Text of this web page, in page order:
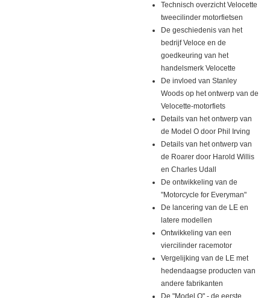
Technisch overzicht Velocette
tweecilinder motorfietsen
De geschiedenis van het
bedrijf Veloce en de
goedkeuring van het
handelsmerk Velocette
De invloed van Stanley
Woods op het ontwerp van de
Velocette-motorfiets
Details van het ontwerp van
de Model O door Phil Irving
Details van het ontwerp van
de Roarer door Harold Willis
en Charles Udall
De ontwikkeling van de
"Motorcycle for Everyman"
De lancering van de LE en
latere modellen
Ontwikkeling van een
viercilinder racemotor
Vergelijking van de LE met
hedendaagse producten van
andere fabrikanten
De "Model O" - de eerste